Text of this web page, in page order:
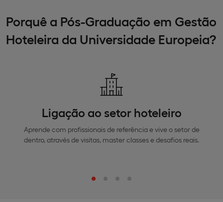
Porquê a Pós-Graduação em Gestão
Hoteleira da Universidade Europeia?
Ligação ao setor hoteleiro
Aprende com profissionais de referência e vive o setor de
dentro, através de visitas, master classes e desafios reais.